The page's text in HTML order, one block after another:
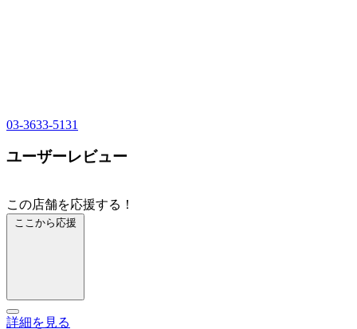
03-3633-5131
ユーザーレビュー
この店舗を応援する！
ここから応援
詳細を見る